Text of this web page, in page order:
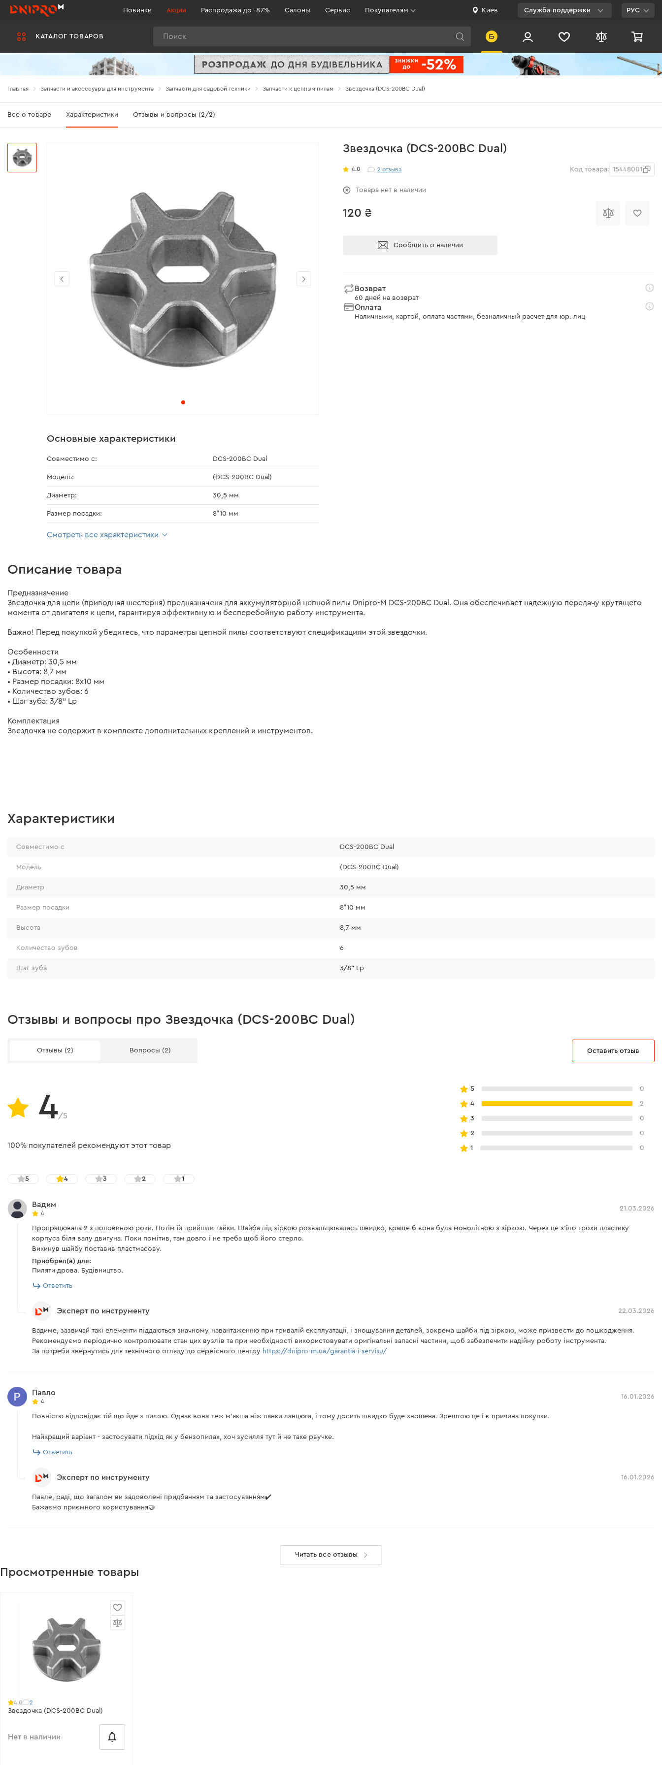
КАТАЛОГ ТОВАРОВ
Новинки Акции Распродажа до -87% Салоны Сервис Покупателям Киев Служба поддержки РУС
Главная Запчасти и аксессуары для инструмента Запчасти для садовой техники Запчасти к цепным пилам Звездочка (DCS-200BC Dual)
Все о товаре Характеристики Отзывы и вопросы (2/2)
Звездочка (DCS-200BC Dual)
4.0 2отзыва Код товара: 15448001
Товара нет в наличии
120 ₴
Сообщить о наличии
Возврат
60 дней на возврат
Оплата
Наличными, картой, оплата частями, безналичный расчет для юр. лиц
Основные характеристики
Совместимо с: DCS-200BC Dual
Модель: (DCS-200BC Dual)
Диаметр: 30,5 мм
Размер посадки: 8*10 мм
Смотреть все характеристики
Описание товара
Предназначение
Звездочка для цепи (приводная шестерня) предназначена для аккумуляторной цепной пилы Dnipro-M DCS-200BC Dual. Она обеспечивает надежную передачу крутящего
момента от двигателя к цепи, гарантируя эффективную и бесперебойную работу инструмента.
Важно! Перед покупкой убедитесь, что параметры цепной пилы соответствуют спецификациям этой звездочки.
Особенности
• Диаметр: 30,5 мм
• Высота: 8,7 мм
• Размер посадки: 8x10 мм
• Количество зубов: 6
• Шаг зуба: 3/8" Lp
Комплектация
Звездочка не содержит в комплекте дополнительных креплений и инструментов.
Характеристики
Совместимо с DCS-200BC Dual
Модель (DCS-200BC Dual)
Диаметр 30,5 мм
Размер посадки 8*10 мм
Высота 8,7 мм
Количество зубов 6
Шаг зуба 3/8" Lp
Отзывы и вопросы про Звездочка (DCS-200BC Dual)
Отзывы (2) Вопросы (2) Оставить отзыв
4/5
100% покупателей рекомендуют этот товар
5 0
4 2
3 0
2 0
1 0
5 4 3 2 1
Вадим
4
21.03.2026
Пропрацювала 2 з половиною роки. Потім їй прийшли гайки. Шайба під зіркою розвальцювалась швидко, краще б вона була монолітною з зіркою. Через це з'їло трохи пластику
корпуса біля валу двигуна. Поки помітив, там довго і не треба щоб його стерло.
Викинув шайбу поставив пластмасову.
Приобрел(а) для:
Пиляти дрова. Будівництво.
Ответить
Эксперт по инструменту 22.03.2026
Вадиме, зазвичай такі елементи піддаються значному навантаженню при тривалій експлуатації, і зношування деталей, зокрема шайби під зіркою, може призвести до пошкодження.
Рекомендуємо періодично контролювати стан цих вузлів та при необхідності використовувати оригінальні запасні частини, щоб забезпечити надійну роботу інструмента.
За потреби звернутись для технічного огляду до сервісного центру https://dnipro-m.ua/garantia-i-servisu/
Павло
4
16.01.2026
Повністю відповідає тій що йде з пилою. Однак вона теж м'якша ніж ланки ланцюга, і тому досить швидко буде зношена. Зрештою це і є причина покупки.
Найкращий варіант - застосувати підхід як у бензопилах, хоч зусилля тут й не таке рвучке.
Ответить
Эксперт по инструменту 16.01.2026
Павле, раді, що загалом ви задоволені придбанням та застосуванням✔️
Бажаємо приємного користування🤝
Читать все отзывы
Просмотренные товары
4.0 2
Звездочка (DCS-200BC Dual)
Нет в наличии